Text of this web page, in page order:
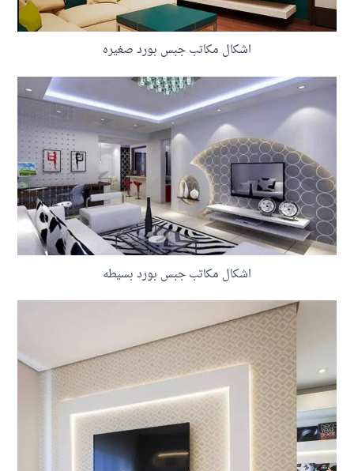
اشكال مكاتب جبس بورد صغيره
اشكال مكاتب جبس بورد بسيطه